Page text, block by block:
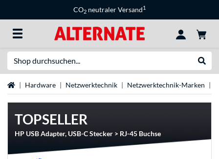
CO2 neutraler Versand1
StartseiteHardware Netzwerktechnik Netzwerktechnik-Marken
TOPSELLER
HP USB Adapter, USB-C Stecker > RJ-45 Buchse